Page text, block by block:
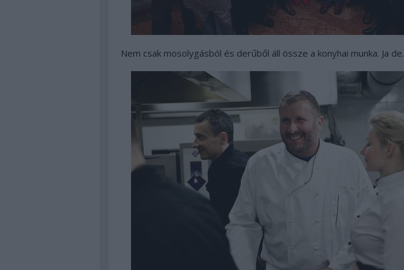
Nem csak mosolygásból és derűből áll össze a konyhai munka. Ja de.